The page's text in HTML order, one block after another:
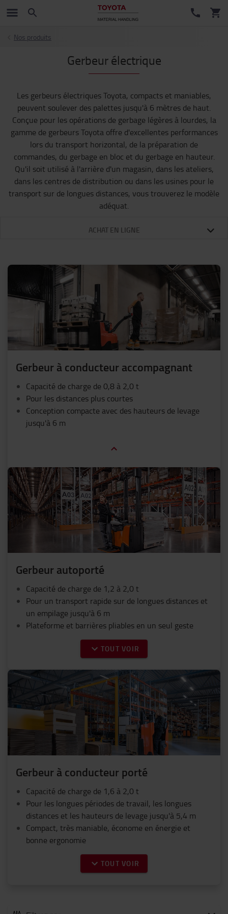
Nos produits
Gerbeur électrique
Les gerbeurs électriques Toyota, compacts et maniables,
peuvent soulever des palettes jusqu'à 6 mètres de haut.
Conçue pour les opérations de gerbage légères à lourdes, la
gamme de gerbeurs Toyota offre d'excellentes performances
lors du transport horizontal, de la préparation de
commandes, du gerbage en bloc et du gerbage en hauteur.
Qu'il soit utilisé à l'arrière d'un magasin, dans les ateliers,
dans les centres de distribution ou dans les usines pour le
transport sur de longues distances, vous trouverez le modèle
adéquat.
ACHAT EN LIGNE
Gerbeur à conducteur accompagnant
Capacité de charge de 0,8 à 2,0 t
Pour les distances plus courtes
Conception compacte avec des hauteurs de levage
jusqu'à 6 m
Gerbeur autoporté
Capacité de charge de 1,2 à 2,0 t
Pour un transport rapide sur de longues distances et
un empilage jusqu'à 6 m
Plateforme et barrières pliables en un seul geste
TOUT VOIR
Gerbeur à conducteur porté
Capacité de charge de 1,6 à 2,0 t
Pour les longues périodes de travail, les longues
distances et les hauteurs de levage jusqu'à 5,4 m
Compact, très maniable, économe en énergie et
bonne ergonomie
TOUT VOIR